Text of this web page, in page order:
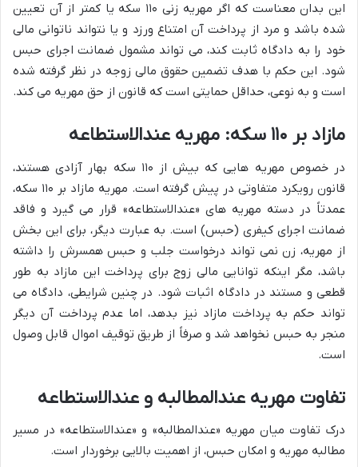
این بدان معناست که اگر مهریه زنی ۱۱۰ سکه یا کمتر از آن تعیین
شده باشد و مرد از پرداخت آن امتناع ورزد و یا نتواند ناتوانی مالی
خود را به دادگاه ثابت کند، می تواند مشمول ضمانت اجرای حبس
شود. این حکم با هدف تضمین حقوق مالی زوجه در نظر گرفته شده
است و به نوعی، حداقل حمایتی است که قانون از حق مهریه می کند.
مازاد بر ۱۱۰ سکه: مهریه عندالاستطاعه
در خصوص مهریه هایی که بیش از ۱۱۰ سکه بهار آزادی هستند،
قانون رویکرد متفاوتی در پیش گرفته است. مهریه مازاد بر ۱۱۰ سکه،
عمدتاً در دسته مهریه های «عندالاستطاعه» قرار می گیرد و فاقد
ضمانت اجرای کیفری (حبس) است. به عبارت دیگر، برای این بخش
از مهریه، زن نمی تواند درخواست جلب و حبس همسرش را داشته
باشد، مگر اینکه توانایی مالی زوج برای پرداخت این مازاد به طور
قطعی و مستند در دادگاه اثبات شود. در چنین شرایطی، دادگاه می
تواند حکم به پرداخت مازاد نیز بدهد، اما عدم پرداخت آن دیگر
منجر به حبس نخواهد شد و صرفاً از طریق توقیف اموال قابل وصول
است.
تفاوت مهریه عندالمطالبه و عندالاستطاعه
درک تفاوت میان مهریه «عندالمطالبه» و «عندالاستطاعه» در مسیر
مطالبه مهریه و امکان حبس، از اهمیت بالایی برخوردار است.